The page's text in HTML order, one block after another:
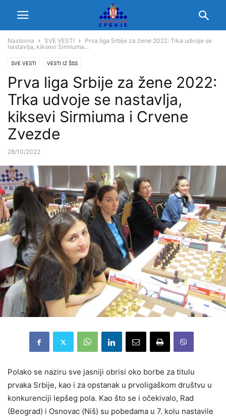
Naslovna SVE VESTI
Prva liga Srbije za žene 2022: Trka udvoje se
nastavlja, kiksevi Sirmiuma...
SVE VESTI VESTI IZ ŠSS
Prva liga Srbije za žene 2022:
Trka udvoje se nastavlja,
kiksevi Sirmiuma i Crvene
Zvezde
28/10/2022
Polako se naziru sve jasniji obrisi oko borbe za titulu
prvaka Srbije, kao i za opstanak u prvoligaškom društvu u
konkurenciji lepšeg pola. Kao što se i očekivalo, Rad
(Beograd) i Osnovac (Niš) su pobedama u 7. kolu nastavile